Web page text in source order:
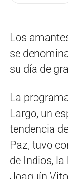
Los
se
su día de
La
Largo, un
tendencia
Paz, tuvo
de Indios,
Joaquín